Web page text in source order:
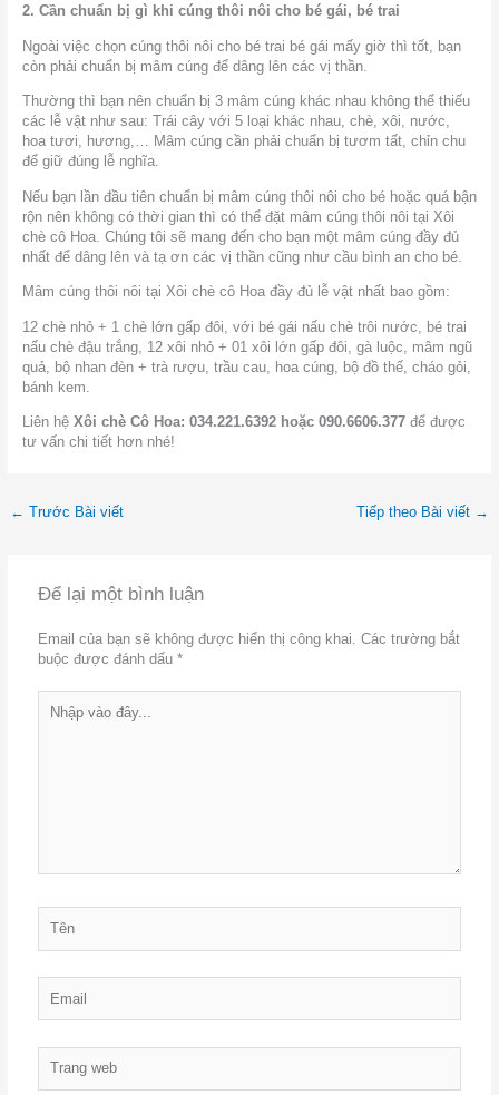
2. Cần chuẩn bị gì khi cúng thôi nôi cho bé gái, bé trai
Ngoài việc chọn cúng thôi nôi cho bé trai bé gái mấy giờ thì tốt, bạn
còn phải chuẩn bị mâm cúng để dâng lên các vị thần.
Thường thì bạn nên chuẩn bị 3 mâm cúng khác nhau không thể thiếu
các lễ vật như sau: Trái cây với 5 loại khác nhau, chè, xôi, nước,
hoa tươi, hương,… Mâm cúng cần phải chuẩn bị tươm tất, chỉn chu
để giữ đúng lễ nghĩa.
Nếu bạn lần đầu tiên chuẩn bị mâm cúng thôi nôi cho bé hoặc quá bận
rộn nên không có thời gian thì có thể đặt mâm cúng thôi nôi tại Xôi
chè cô Hoa. Chúng tôi sẽ mang đến cho bạn một mâm cúng đầy đủ
nhất để dâng lên và tạ ơn các vị thần cũng như cầu bình an cho bé.
Mâm cúng thôi nôi tại Xôi chè cô Hoa đầy đủ lễ vật nhất bao gồm:
12 chè nhỏ + 1 chè lớn gấp đôi, với bé gái nấu chè trôi nước, bé trai
nấu chè đậu trắng, 12 xôi nhỏ + 01 xôi lớn gấp đôi, gà luộc, mâm ngũ
quả, bộ nhan đèn + trà rượu, trầu cau, hoa cúng, bộ đồ thế, cháo gỏi,
bánh kem.
Liên hệ Xôi chè Cô Hoa: 034.221.6392 hoặc 090.6606.377để được
tư vấn chi tiết hơn nhé!
← Trước Bài viết Tiếp theo Bài viết →
Để lại một bình luận
Email của bạn sẽ không được hiển thị công khai. Các trường bắt
buộc được đánh dấu*
vào
web